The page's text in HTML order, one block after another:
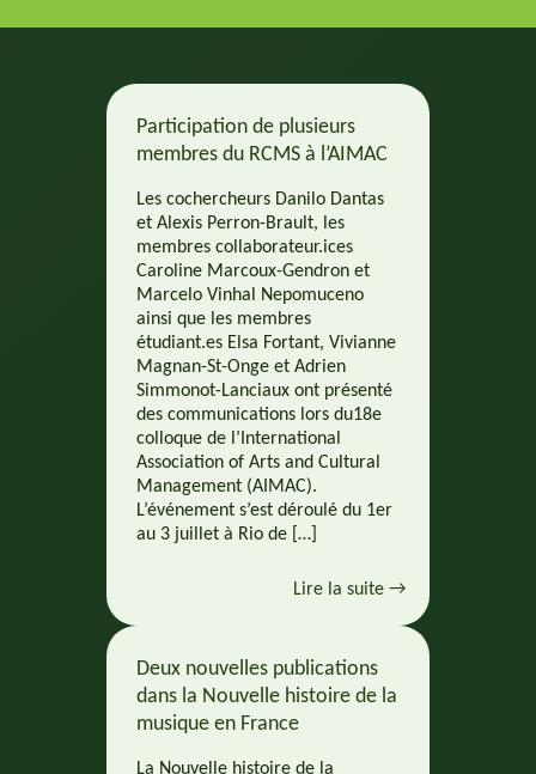
Participation de plusieurs
membres du RCMS à l’AIMAC
Les cochercheurs Danilo Dantas
et Alexis Perron-Brault, les
membres collaborateur.ices
Caroline Marcoux-Gendron et
Marcelo Vinhal Nepomuceno
ainsi que les membres
étudiant.es Elsa Fortant, Vivianne
Magnan-St-Onge et Adrien
Simmonot-Lanciaux ont présenté
des communications lors du18e
colloque de l’International
Association of Arts and Cultural
Management (AIMAC).
L’événement s’est déroulé du 1er
au 3 juillet à Rio de […]
Lire la suite →
Deux nouvelles publications
dans la Nouvelle histoire de la
musique en France
La Nouvelle histoire de la